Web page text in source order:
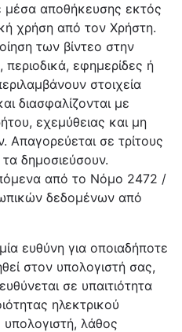
μέσα αποθήκευσης εκτός
χρήση από τον Χρήστη.
των βίντεο στην
εφημερίδες ή
στοιχεία
διασφαλίζονται με
εχεμύθειας και μη
Απαγορεύεται σε τρίτους
δημοσιεύσουν.
από το Νόμο 2472 /
δεδομένων από
ευθύνη για οποιαδήποτε
στον υπολογιστή σας,
σε υπαιτιότητα
ηλεκτρικού
λάθος